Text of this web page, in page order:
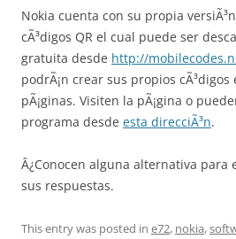
Nokia cuenta con su propia
cÃ³digos QR el cual puede ser
gratuita desde http://
podrÃ¡n crear sus propios
pÃ¡ginas. Visiten la pÃ¡gina o
programa desde esta direcciÃ³n.
Â¿Conocen alguna alternativa para
sus respuestas.
This entry was posted in e72, nokia,